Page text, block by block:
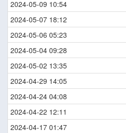
2024-05-09 10:54
2024-05-07 18:12
2024-05-06 05:23
2024-05-04 09:28
2024-05-02 13:35
2024-04-29 14:05
2024-04-24 04:08
2024-04-22 12:11
2024-04-17 01:47